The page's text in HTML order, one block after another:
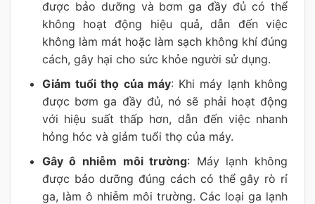
được bảo dưỡng và bơm ga đầy đủ có thể
không hoạt động hiệu quả, dẫn đến việc
không làm mát hoặc làm sạch không khí đúng
cách, gây hại cho sức khỏe người sử dụng.
Giảm tuổi thọ của máy: Khi máy lạnh không
được bơm ga đầy đủ, nó sẽ phải hoạt động
với hiệu suất thấp hơn, dẫn đến việc nhanh
hỏng hóc và giảm tuổi thọ của máy.
Gây ô nhiễm môi trường: Máy lạnh không
được bảo dưỡng đúng cách có thể gây rò rỉ
ga, làm ô nhiễm môi trường. Các loại ga lạnh